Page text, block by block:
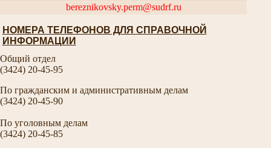
bereznikovsky.perm@sudrf.ru
НОМЕРА ТЕЛЕФОНОВ ДЛЯ СПРАВОЧНОЙ
ИНФОРМАЦИИ
Общий отдел
(3424) 20-45-95
По гражданским и административным делам
(3424) 20-45-90
По уголовным делам
(3424) 20-45-85